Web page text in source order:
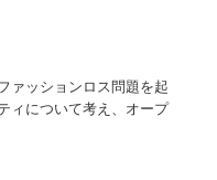
ァッションロス問題を起
ィについて考え、オープ